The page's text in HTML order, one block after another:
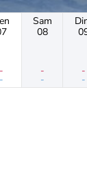
-
-
Sam
08
-
-
-
-